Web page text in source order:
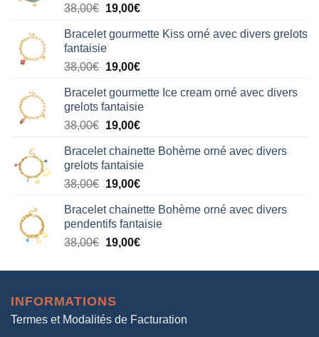
38,00€ Le
initial
était :
38,00€.
19,00€Le
actuel
19,00€.
Bracelet gourmette Kiss orné avec divers grelots
fantaisie
38,00€ Le
initial
était :
38,00€.
19,00€Le
actuel
est :
19,00€.
Bracelet gourmette Ice cream orné avec divers
grelots fantaisie
38,00€ Le
initial
était :
38,00€.
19,00€Le
actuel
est :
19,00€.
Bracelet chainette Bohème orné avec divers
grelots fantaisie
38,00€ Le
initial
était :
38,00€.
19,00€Le
actuel
est :
19,00€.
Bracelet chainette Bohème orné avec divers
pendentifs fantaisie
38,00€ Le
initial
38,00€.
19,00€Le
actuel
INFORMATIONS
Termes et Modalités de Facturation